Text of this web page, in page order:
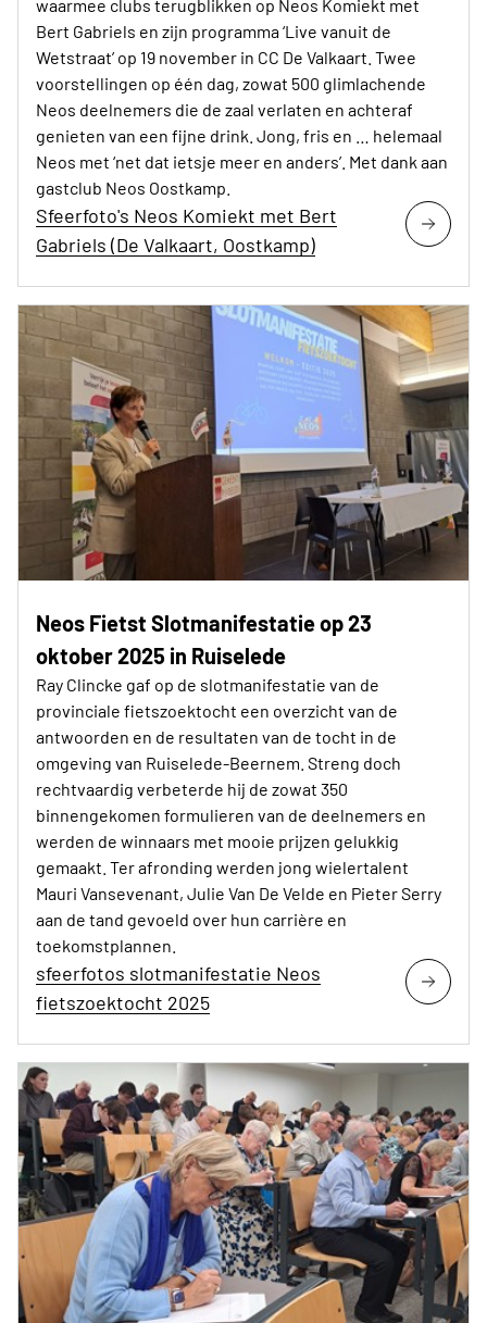
waarmee clubs terugblikken op Neos Komiekt met
Bert Gabriels en zijn programma ‘Live vanuit de
Wetstraat’ op 19 november in CC De Valkaart. Twee
voorstellingen op één dag, zowat 500 glimlachende
Neos deelnemers die de zaal verlaten en achteraf
genieten van een fijne drink. Jong, fris en … helemaal
Neos met ‘net dat ietsje meer en anders’. Met dank aan
gastclub Neos Oostkamp.
Sfeerfoto's Neos Komiekt met Bert
Gabriels (De Valkaart, Oostkamp)
Neos Fietst Slotmanifestatie op 23
oktober 2025 in Ruiselede
Ray Clincke gaf op de slotmanifestatie van de
provinciale fietszoektocht een overzicht van de
antwoorden en de resultaten van de tocht in de
omgeving van Ruiselede-Beernem. Streng doch
rechtvaardig verbeterde hij de zowat 350
binnengekomen formulieren van de deelnemers en
werden de winnaars met mooie prijzen gelukkig
gemaakt. Ter afronding werden jong wielertalent
Mauri Vansevenant, Julie Van De Velde en Pieter Serry
aan de tand gevoeld over hun carrière en
toekomstplannen.
sfeerfotos slotmanifestatie Neos
fietszoektocht 2025